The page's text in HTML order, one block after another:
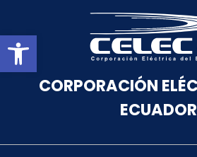
Abrir barra de
CORPORACIÓN
ECUADOR